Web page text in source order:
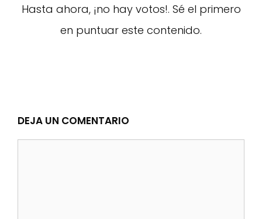
Hasta ahora, ¡no hay votos!. Sé el primero
en puntuar este contenido.
DEJA UN COMENTARIO